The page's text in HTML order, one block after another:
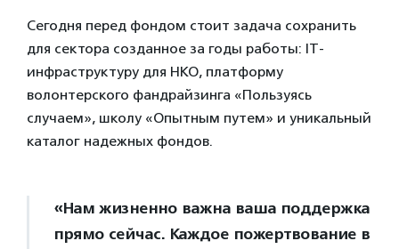
Сегодня перед фондом стоит задача сохранить
для сектора созданное за годы работы: IT-
инфраструктуру для НКО, платформу
волонтерского фандрайзинга «Пользуясь
случаем», школу «Опытным путем» и уникальный
каталог надежных фондов.
«Нам жизненно важна ваша поддержка
прямо сейчас. Каждое пожертвование в